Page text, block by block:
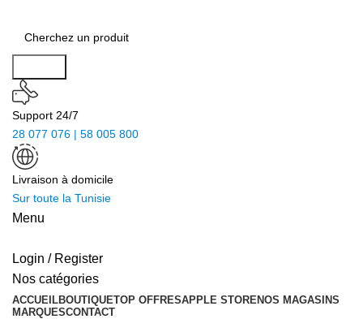
Support 24/7
28 077 076 | 58 005 800
Livraison à domicile
Sur toute la Tunisie
Menu
Login / Register
Nos catégories
ACCUEILBOUTIQUETOP OFFRESAPPLE STORENOS MAGASINS
MARQUESCONTACT